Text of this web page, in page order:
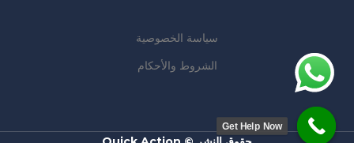
سياسة الخصوصية
الشروط والأحكام
Get Help Now